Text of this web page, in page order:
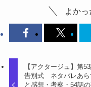
よかっ
【アクタージュ】第
告別式 ネタバレあら
と感想・考察・54話